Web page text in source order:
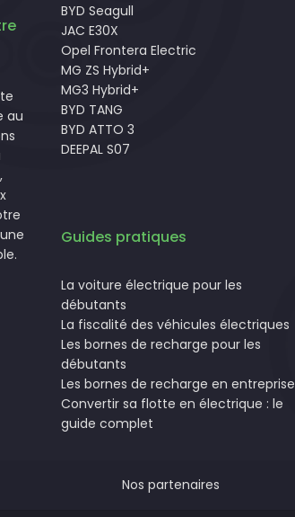
au
BYD Seagull
JAC E30X
Opel Frontera Electric
MG ZS Hybrid+
MG3 Hybrid+
BYD TANG
BYD ATTO 3
DEEPAL S07
Guides pratiques
La voiture électrique pour les
débutants
La fiscalité des véhicules électriques
Les bornes de recharge pour les
débutants
Les bornes de recharge en entreprise
Convertir sa flotte en électrique : le
guide complet
Nos partenaires